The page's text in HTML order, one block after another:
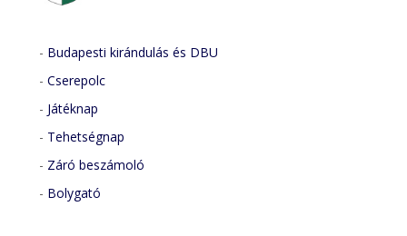
- Budapesti kirándulás és DBU
-Cserepolc
- Játéknap
- Tehetségnap
- Záró beszámoló
- Bolygató